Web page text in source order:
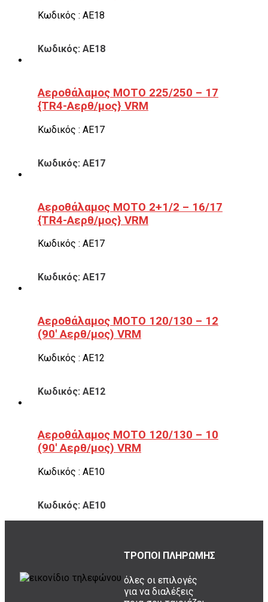
Κωδικός : ΑΕ18
Κωδικός: ΑΕ18
Αεροθάλαμος ΜΟΤΟ 225/250 – 17
{TR4-Αερθ/μος} VRM
Κωδικός : ΑΕ17
Κωδικός: ΑΕ17
Αεροθάλαμος ΜΟΤΟ 2+1/2 – 16/17
{TR4-Αερθ/μος} VRM
Κωδικός : ΑΕ17
Κωδικός: ΑΕ17
Αεροθάλαμος ΜΟΤΟ 120/130 – 12
(90′ Αερθ/μος) VRM
Κωδικός : ΑΕ12
Κωδικός: ΑΕ12
Αεροθάλαμος ΜΟΤΟ 120/130 – 10
(90′ Αερθ/μος) VRM
Κωδικός : ΑΕ10
Κωδικός: ΑΕ10
ΤΡΟΠΟΙ ΠΛΗΡΩΜΗΣ
όλες οι επιλογές
για να διαλέξεις